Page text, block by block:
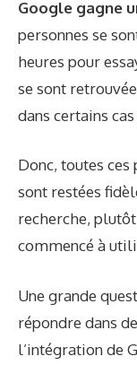
Google gagne
personnes se
heures pour
se sont
dans certains
Donc, toutes
sont restées
recherche,
commencé à
Une grande
répondre dans
l’intégration de